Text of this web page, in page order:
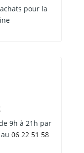
pour la
9h à 21h par
au06 22 51 58